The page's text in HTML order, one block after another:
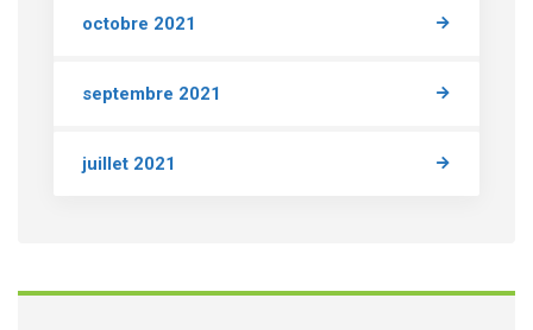
octobre 2021
septembre 2021
juillet 2021